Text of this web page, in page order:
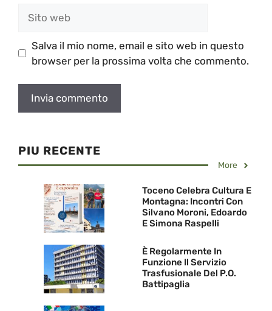
web
Salva il mio nome, email e sito web in questo
browser per la prossima volta che commento.
PIU RECENTE
More
Toceno Celebra Cultura E
Montagna: Incontri Con
Silvano Moroni, Edoardo
E Simona Raspelli
È Regolarmente In
Funzione Il Servizio
Trasfusionale Del P.O.
Battipaglia